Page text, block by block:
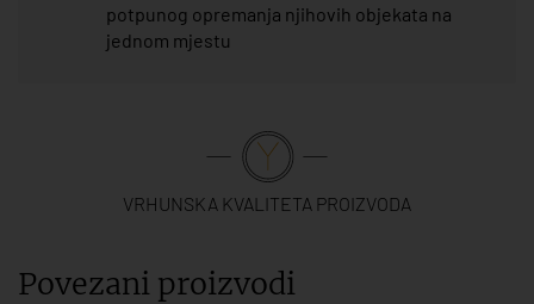
potpunog opremanja njihovih objekata na
jednom mjestu
VRHUNSKA KVALITETA PROIZVODA
Povezani proizvodi